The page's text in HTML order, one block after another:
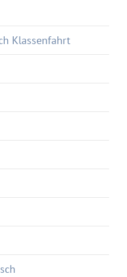
Klassenfahrt